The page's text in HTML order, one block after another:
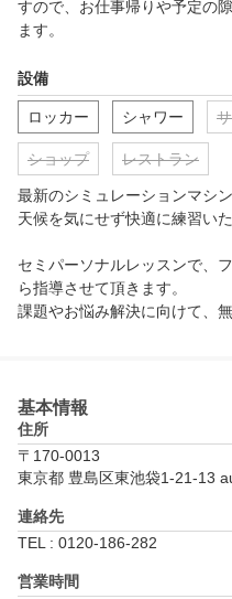
すので、お仕事帰りや予定の
ます。
設備
ロッカー シャワー
ショップ レストラン
最新のシミュレーションマシ
天候を気にせず快適に練習いた
セミパーソナルレッスンで、
ら指導させて頂きます。
課題やお悩み解決に向けて、
基本情報
住所
〒170-0013
東京都 豊島区東池袋1-21-13
連絡先
TEL : 0120-186-282
営業時間